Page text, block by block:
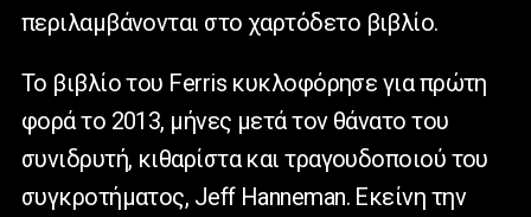
περιλαμβάνονται στο χαρτόδετο βιβλίο.
Το βιβλίο του Ferris κυκλοφόρησε για πρώτη
φορά το 2013, μήνες μετά τον θάνατο του
συνιδρυτή, κιθαρίστα και τραγουδοποιού του
συγκροτήματος, Jeff Hanneman. Εκείνη την